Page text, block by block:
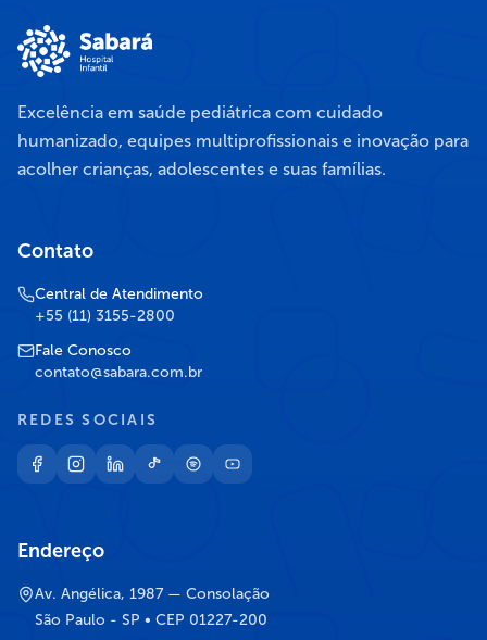
Excelência em saúde pediátrica com cuidado
humanizado, equipes multiprofissionais e inovação para
acolher crianças, adolescentes e suas famílias.
Contato
Central de Atendimento
+55 (11) 3155-2800
Fale Conosco
contato@sabara.com.br
REDES SOCIAIS
Endereço
Av. Angélica, 1987 — Consolação
São Paulo - SP • CEP 01227-200